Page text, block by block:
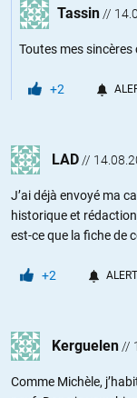
Tassin //
Toutes mes
+2
LAD //
J’ai déjà envoyé ma
historique et
est-ce que la fiche de
+2
Kerguelen //
Comme Michèle,